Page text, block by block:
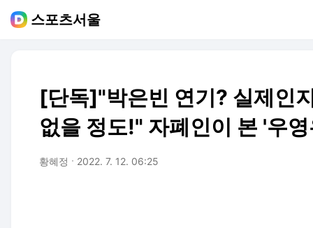
스포츠서울
[단독]"박은빈 연기? 실제인
없을 정도!" 자폐인이 본 '우
황혜정 2022. 7. 12. 06:25